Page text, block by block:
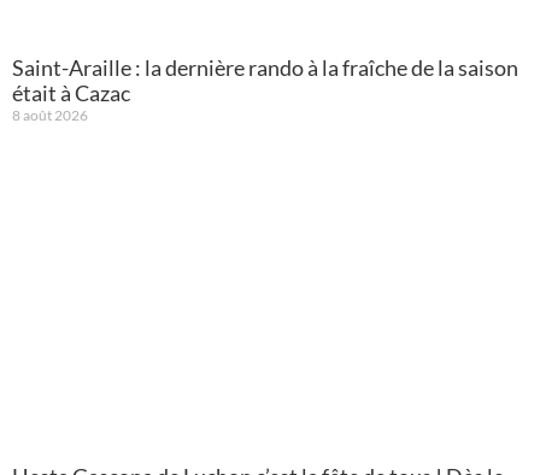
Saint-Araille : la dernière rando à la fraîche de la saison
était à Cazac
8 août 2026